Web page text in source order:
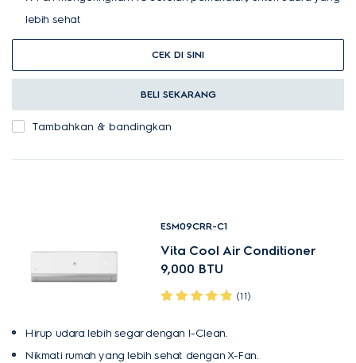
lebih sehat
CEK DI SINI
BELI SEKARANG
Tambahkan & bandingkan
ESM09CRR-C1
Vita Cool Air Conditioner
9,000 BTU
(11)
Hirup udara lebih segar dengan I-Clean.
Nikmati rumah yang lebih sehat dengan X-Fan.